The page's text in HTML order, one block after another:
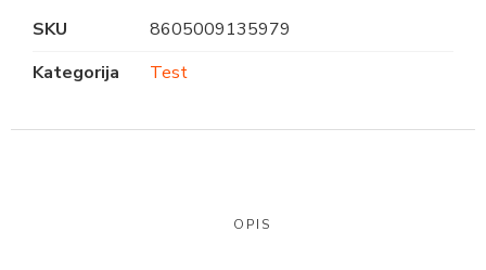
SKU
8605009135979
Kategorija
Test
OPIS